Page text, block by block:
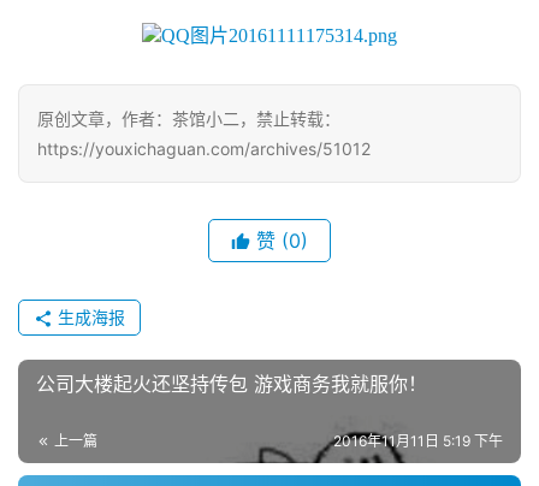
原创文章，作者：茶馆小二，禁止转载：
https://youxichaguan.com/archives/51012
赞 (0)
生成海报
公司大楼起火还坚持传包 游戏商务我就服你！
上一篇 2016年11月11日 5:19 下午